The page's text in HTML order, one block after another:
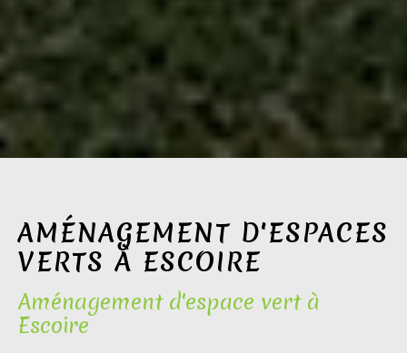
AMÉNAGEMENT D'ESPACES
VERTS À ESCOIRE
Aménagement d'espace vert à
Escoire